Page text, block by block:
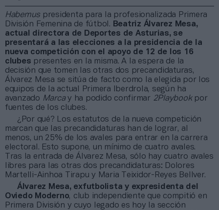
Habemus presidenta para la profesionalizada Primera
División Femenina de fútbol. Beatriz Álvarez Mesa,
actual directora de Deportes de Asturias, se
presentará a las elecciones a la presidencia de la
nueva competición con el apoyo de 12 de los 16
clubes presentes en la misma. A la espera de la
decisión que tomen las otras dos precandidaturas,
Álvarez Mesa se sitúa de facto como la elegida por los
equipos de la actual Primera Iberdrola, según ha
avanzado Marcay ha podido confirmar 2Playbookpor
fuentes de los clubes.
¿Por qué? Los estatutos de la nueva competición
marcan que las precandidaturas han de lograr, al
menos, un 25% de los avales para entrar en la carrera
electoral. Esto supone, un mínimo de cuatro avales.
Tras la entrada de Álvarez Mesa, sólo hay cuatro avales
libres para las otras dos precandidaturas: Dolores
Martelli-Ainhoa Tirapu y Maria Teixidor-Reyes Bellver.
Álvarez Mesa, exfutbolista y expresidenta del
Oviedo Moderno, club independiente que compitió en
Primera División y cuyo legado es hoy la sección